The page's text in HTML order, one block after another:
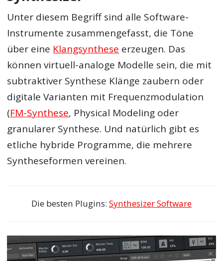
Unter diesem Begriff sind alle Software-
Instrumente zusammengefasst, die Töne
über eine Klangsynthese erzeugen. Das
können virtuell-analoge Modelle sein, die mit
subtraktiver Synthese Klänge zaubern oder
digitale Varianten mit Frequenzmodulation
(FM-Synthese, Physical Modeling oder
granularer Synthese. Und natürlich gibt es
etliche hybride Programme, die mehrere
Syntheseformen vereinen.
Die besten Plugins: Synthesizer Software